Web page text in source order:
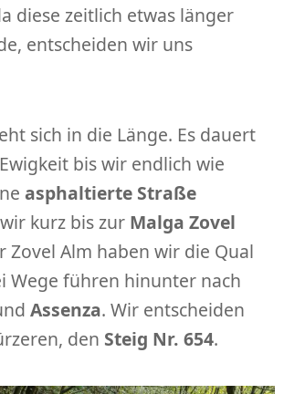
diese zeitlich etwas länger
entscheiden wir uns
sich in die Länge. Es dauert
bis wir endlich wie
asphaltierte Straße
kurz bis zur Malga Zovel
Zovel Alm haben wir die Qual
Wege führen hinunter nach
Assenza. Wir entscheiden
den Steig Nr. 654.